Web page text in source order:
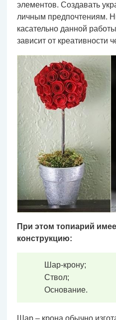
элементов. Создавать
личным предпочтениям.
касательно данной
зависит от креативности
При этом топиарий
конструкцию:
Шар-крону;
Ствол;
Основание.